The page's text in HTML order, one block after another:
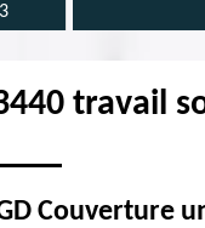
travail
Couverture